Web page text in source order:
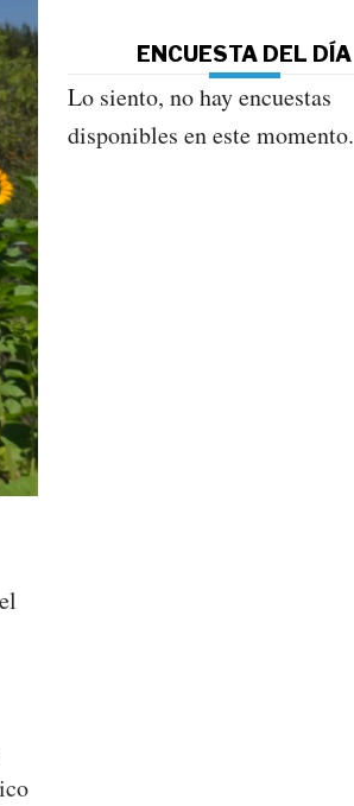
ENCUESTA DEL DÍA
Lo siento, no hay encuestas
disponibles en este momento.